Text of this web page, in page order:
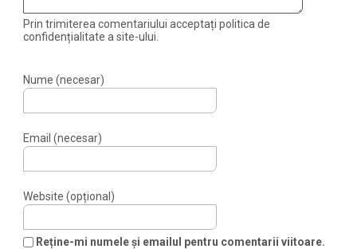
Prin trimiterea comentariului acceptați politica de
confidențialitate a site-ului.
Nume (necesar)
Email (necesar)
Website (opțional)
Reține-mi numele și emailul pentru comentarii viitoare.